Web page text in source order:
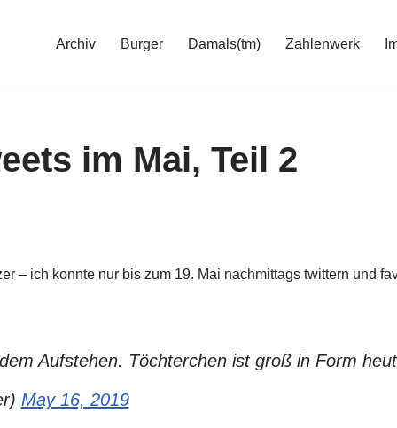
Archiv Burger Damals(tm) Zahlenwerk
im Mai, Teil 2
– ich konnte nur bis zum 19. Mai nachmittags twittern und
Aufstehen. Töchterchen ist groß in Form
May 16, 2019